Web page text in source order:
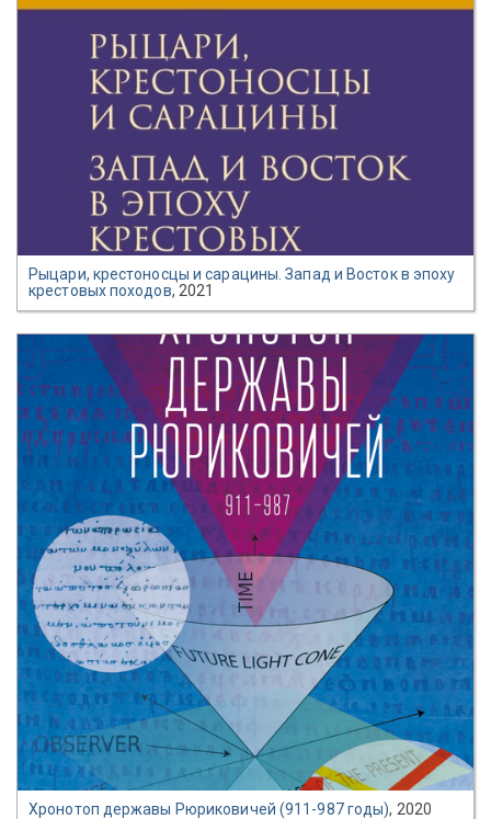
Рыцари, крестоносцы и сарацины. Запад и Восток в эпоху
крестовых походов, 2021
Хронотоп державы Рюриковичей (911-987 годы), 2020